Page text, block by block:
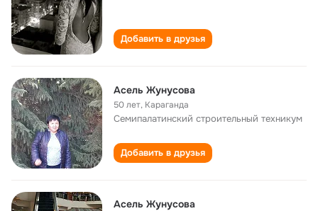
Добавить в друзья
Асель Жунусова
50 лет, Караганда
Семипалатинский строительный техникум
Добавить в друзья
Асель Жунусова